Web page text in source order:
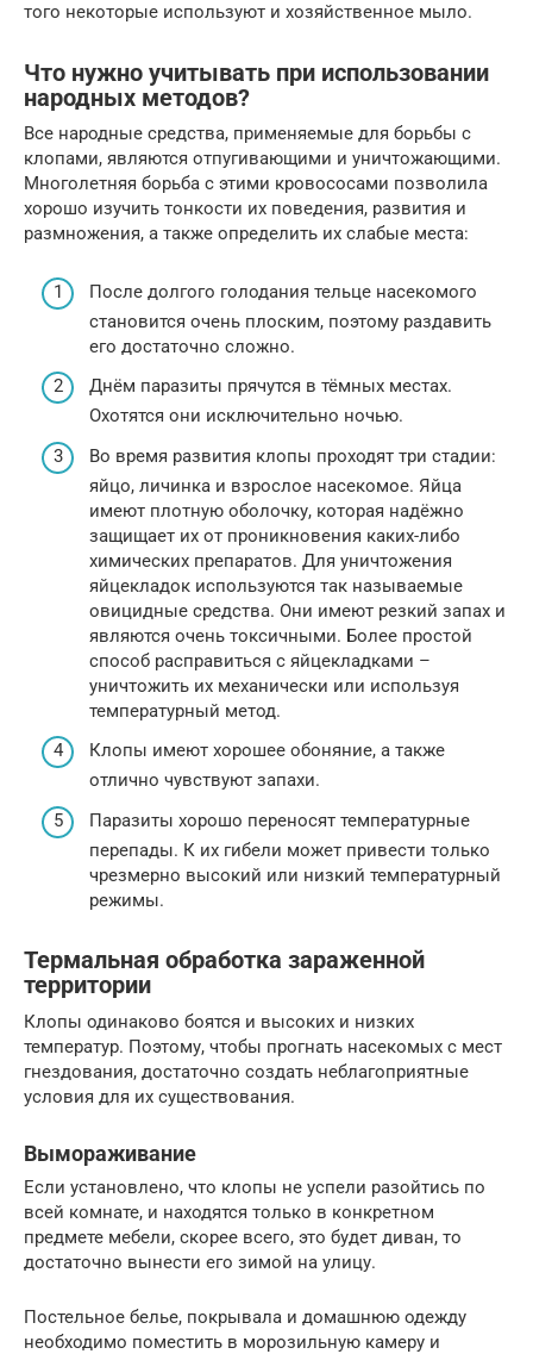
того некоторые используют и хозяйственное мыло.
Что нужно учитывать при использовании
народных методов?
Все народные средства, применяемые для борьбы с
клопами, являются отпугивающими и уничтожающими.
Многолетняя борьба с этими кровососами позволила
хорошо изучить тонкости их поведения, развития и
размножения, а также определить их слабые места:
После долгого голодания тельце насекомого
становится очень плоским, поэтому раздавить
его достаточно сложно.
Днём паразиты прячутся в тёмных местах.
Охотятся они исключительно ночью.
Во время развития клопы проходят три стадии:
яйцо, личинка и взрослое насекомое. Яйца
имеют плотную оболочку, которая надёжно
защищает их от проникновения каких-либо
химических препаратов. Для уничтожения
яйцекладок используются так называемые
овицидные средства. Они имеют резкий запах и
являются очень токсичными. Более простой
способ расправиться с яйцекладками –
уничтожить их механически или используя
температурный метод.
Клопы имеют хорошее обоняние, а также
отлично чувствуют запахи.
Паразиты хорошо переносят температурные
перепады. К их гибели может привести только
чрезмерно высокий или низкий температурный
режимы.
Термальная обработка зараженной
территории
Клопы одинаково боятся и высоких и низких
температур. Поэтому, чтобы прогнать насекомых с мест
гнездования, достаточно создать неблагоприятные
условия для их существования.
Вымораживание
Если установлено, что клопы не успели разойтись по
всей комнате, и находятся только в конкретном
предмете мебели, скорее всего, это будет диван, то
достаточно вынести его зимой на улицу.
Постельное белье, покрывала и домашнюю одежду
необходимо поместить в морозильную камеру и